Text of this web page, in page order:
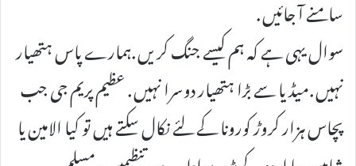
سامنے آ جائیں .
سوال یہی ہے کہ ہم کیسے جنگ کریں .ہمارے پاس ہتھیار
نہیں .میڈیا سے بڑا ہتھیار دوسرا نہیں . عظیم پریم جی جب
پچاس ہزار کروڑ کورونا کے لئے نکال سکتے ہیں تو کیا الامین یا